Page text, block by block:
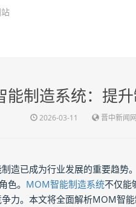
能制造系统：提
2026-03-11 晋中新闻网
造已成为行业发展的重要趋势
色。 MOM智能制造系统不仅能
力。本文将全面解析MOM智